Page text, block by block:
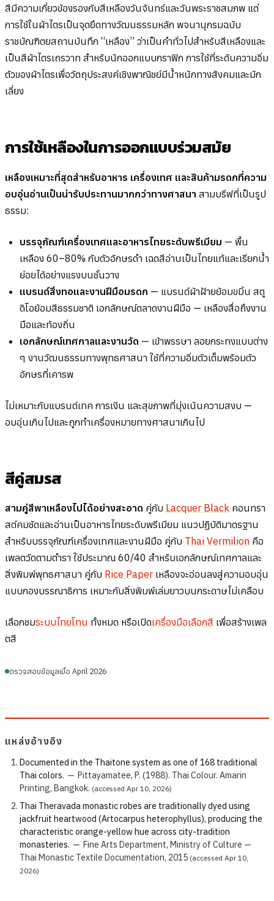
สีมีความเกี่ยวข้องรองกับสีเหลืองวันจันทร์และวันพระราชสมภพ แต่
การใช้ในผ้าไตรเป็นจุดยึดทางวัฒนธรรมหลัก พจนานุกรมฉบับ
ราชบัณฑิตยสถานบันทึก “เหลือง” ว่าเป็นคำทั่วไปสำหรับสีเหลืองและ
เป็นสีผ้าไตรเถรวาท สำหรับนักออกแบบกราฟิก การใช้ที่ระดับความอิ่ม
ตัวของผ้าไตรเพื่อวัตถุประสงค์เชิงพาณิชย์มีน้ำหนักทางสังคมและมัก
เลี่ยง
การใช้เหลืองในการออกแบบร่วมสมัย
เหลืองเหมาะที่สุดสำหรับอาหาร เครื่องเทศ และสินค้ามรดกที่ความ
อบอุ่นอ่านเป็นน่ารับประทานมากกว่าทางศาสนา สามบรีฟที่เป็นรูป
ธรรม:
บรรจุภัณฑ์เครื่องเทศและอาหารไทยระดับพรีเมียม — พื้น
เหลือง 60–80% กับตัวอักษรดำ เฉดสีอ่านเป็นไทยแท้และเรียกน้ำ
ย่อยได้อย่างแรงบนชั้นวาง
แบรนด์สิ่งทอและงานฝีมือมรดก — แบรนด์ผ้าฝ้ายย้อมขมิ้น สตู
ดิโอย้อมสีธรรมชาติ เอกลักษณ์ตลาดงานฝีมือ — เหลืองสื่อถึงงาน
มือและท้องถิ่น
เอกลักษณ์เทศกาลและงานวัด — เข้าพรรษา ลอยกระทงแบบต่าง
ๆ งานวัฒนธรรมทางพุทธศาสนา ใช้ที่ความอิ่มตัวเต็มพร้อมตัว
อักษรที่เคารพ
ไม่เหมาะกับแบรนด์เทค การเงิน และสุขภาพที่มุ่งเน้นความสงบ —
อบอุ่นเกินไปและถูกทำเครื่องหมายทางศาสนาเกินไป
สีคู่สมรส
สามคู่สีพาเหลืองไปได้อย่างสะอาด คู่กับ Lacquer Black คอนทรา
สต์คมชัดและอ่านเป็นอาหารไทยระดับพรีเมียม แนวปฏิบัติมาตรฐาน
สำหรับบรรจุภัณฑ์เครื่องเทศและงานฝีมือ คู่กับ Thai Vermilion คือ
เพลตวัดตามตำรา ใช้ประมาณ 60/40 สำหรับเอกลักษณ์เทศกาลและ
สิ่งพิมพ์พุทธศาสนา คู่กับ Rice Paper เหลืองจะอ่อนลงสู่ความอบอุ่น
แบบกองบรรณาธิการ เหมาะกับสิ่งพิมพ์เล่มยาวบนกระดาษไม่เคลือบ
เลือกชมระบบไทยโทน ทั้งหมด หรือเปิดเครื่องมือเลือกสี เพื่อสร้างเพล
ตสี
ตรวจสอบข้อมูลเมื่อ April 2026
แหล่งอ้างอิง
Documented in the Thaitone system as one of 168 traditional
Thai colors. — Pittayamatee, P. (1988). Thai Colour. Amarin
Printing, Bangkok. (accessed Apr 10, 2026)
Thai Theravada monastic robes are traditionally dyed using
jackfruit heartwood (Artocarpus heterophyllus), producing the
characteristic orange-yellow hue across city-tradition
monasteries. — Fine Arts Department, Ministry of Culture —
Thai Monastic Textile Documentation, 2015 (accessed Apr 10,
2026)